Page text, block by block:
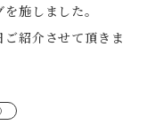
施しました。
紹介させて頂きま